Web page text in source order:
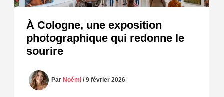
À Cologne, une exposition
photographique qui redonne le
sourire
ParNoémi/9 février 2026